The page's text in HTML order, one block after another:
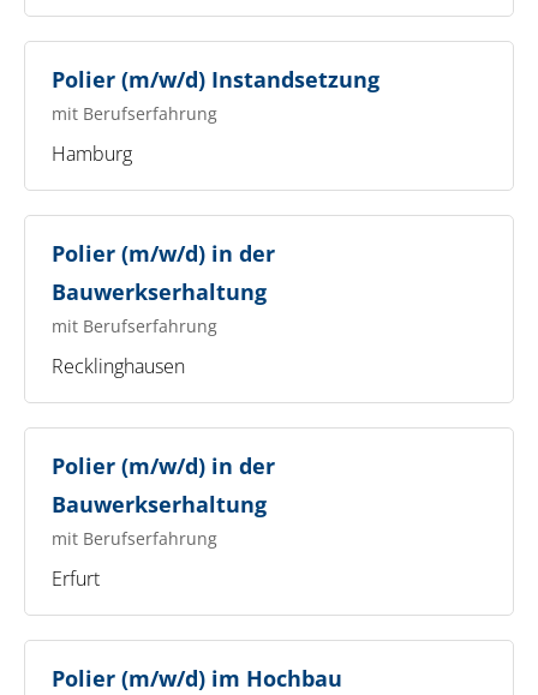
Polier (m/w/d) Instandsetzung
mit Berufserfahrung
Hamburg
Polier (m/w/d) in der
Bauwerkserhaltung
mit Berufserfahrung
Recklinghausen
Polier (m/w/d) in der
Bauwerkserhaltung
mit Berufserfahrung
Erfurt
Polier (m/w/d) im Hochbau